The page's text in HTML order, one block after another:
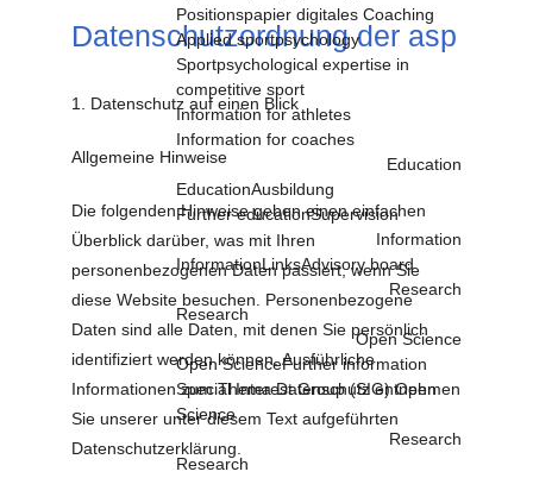
Positionspapier digitales Coaching
Applied sportpsychology
Sportpsychological expertise in
competitive sport
Information for athletes
Information for coaches
Education
EducationAusbildung
Further educationSupervision
Information
InformationLinksAdvisory board
Research
Research
Open Science
Open ScienceFurther information
Special Interest Group (SIG) Open
Science
Research
Research
Datenschutzordnung der asp
1. Datenschutz auf einen Blick
Allgemeine Hinweise
Die folgenden Hinweise geben einen einfachen
Überblick darüber, was mit Ihren
personenbezogenen Daten passiert, wenn Sie
diese Website besuchen. Personenbezogene
Daten sind alle Daten, mit denen Sie persönlich
identifiziert werden können. Ausführliche
Informationen zum Thema Datenschutz entnehmen
Sie unserer unter diesem Text aufgeführten
Datenschutzerklärung.